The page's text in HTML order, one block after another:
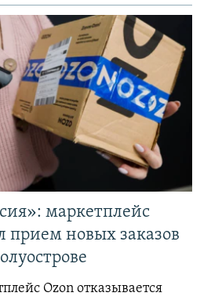
маркетплейс
прием новых заказов
Ozon отказывается